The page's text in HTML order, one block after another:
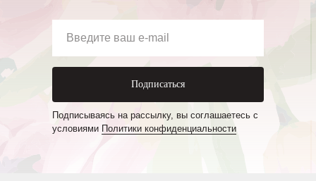
Подписаться
Подписываясь на рассылку, вы соглашаетесь с
условиями Политики конфиденциальности